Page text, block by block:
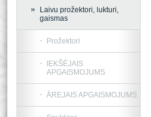
Laivu prožektori, lukturi,
gaismas
Prožektori
IEKŠĒJAIS
APGAISMOJUMS
ĀREJAIS APGAISMOJUMS